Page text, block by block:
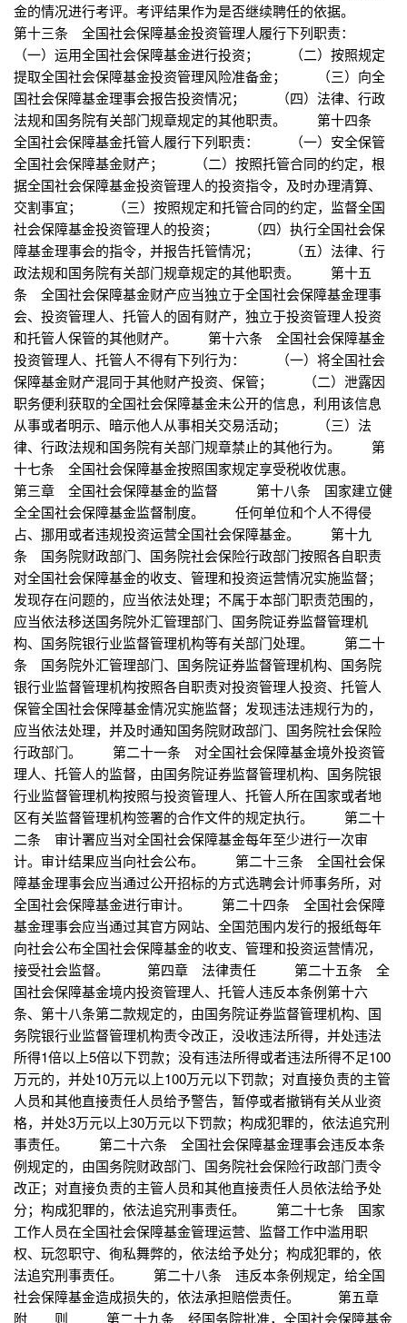
金的情况进行考评。考评结果作为是否继续聘任的依据。
第十三条 全国社会保障基金投资管理人履行下列职责：
（一）运用全国社会保障基金进行投资； （二）按照规定
提取全国社会保障基金投资管理风险准备金； （三）向全
国社会保障基金理事会报告投资情况； （四）法律、行政
法规和国务院有关部门规章规定的其他职责。 第十四条
全国社会保障基金托管人履行下列职责： （一）安全保管
全国社会保障基金财产； （二）按照托管合同的约定，根
据全国社会保障基金投资管理人的投资指令，及时办理清算、
交割事宜； （三）按照规定和托管合同的约定，监督全国
社会保障基金投资管理人的投资； （四）执行全国社会保
障基金理事会的指令，并报告托管情况； （五）法律、行
政法规和国务院有关部门规章规定的其他职责。 第十五
条 全国社会保障基金财产应当独立于全国社会保障基金理事
会、投资管理人、托管人的固有财产，独立于投资管理人投资
和托管人保管的其他财产。 第十六条 全国社会保障基金
投资管理人、托管人不得有下列行为： （一）将全国社会
保障基金财产混同于其他财产投资、保管； （二）泄露因
职务便利获取的全国社会保障基金未公开的信息，利用该信息
从事或者明示、暗示他人从事相关交易活动； （三）法
律、行政法规和国务院有关部门规章禁止的其他行为。 第
十七条 全国社会保障基金按照国家规定享受税收优惠。
第三章 全国社会保障基金的监督 第十八条 国家建立健
全全国社会保障基金监督制度。 任何单位和个人不得侵
占、挪用或者违规投资运营全国社会保障基金。 第十九
条 国务院财政部门、国务院社会保险行政部门按照各自职责
对全国社会保障基金的收支、管理和投资运营情况实施监督；
发现存在问题的，应当依法处理；不属于本部门职责范围的，
应当依法移送国务院外汇管理部门、国务院证券监督管理机
构、国务院银行业监督管理机构等有关部门处理。 第二十
条 国务院外汇管理部门、国务院证券监督管理机构、国务院
银行业监督管理机构按照各自职责对投资管理人投资、托管人
保管全国社会保障基金情况实施监督；发现违法违规行为的，
应当依法处理，并及时通知国务院财政部门、国务院社会保险
行政部门。 第二十一条 对全国社会保障基金境外投资管
理人、托管人的监督，由国务院证券监督管理机构、国务院银
行业监督管理机构按照与投资管理人、托管人所在国家或者地
区有关监督管理机构签署的合作文件的规定执行。 第二十
二条 审计署应当对全国社会保障基金每年至少进行一次审
计。审计结果应当向社会公布。 第二十三条 全国社会保
障基金理事会应当通过公开招标的方式选聘会计师事务所，对
全国社会保障基金进行审计。 第二十四条 全国社会保障
基金理事会应当通过其官方网站、全国范围内发行的报纸每年
向社会公布全国社会保障基金的收支、管理和投资运营情况，
接受社会监督。 第四章 法律责任 第二十五条 全
国社会保障基金境内投资管理人、托管人违反本条例第十六
条、第十八条第二款规定的，由国务院证券监督管理机构、国
务院银行业监督管理机构责令改正，没收违法所得，并处违法
所得1倍以上5倍以下罚款；没有违法所得或者违法所得不足100
万元的，并处10万元以上100万元以下罚款；对直接负责的主管
人员和其他直接责任人员给予警告，暂停或者撤销有关从业资
格，并处3万元以上30万元以下罚款；构成犯罪的，依法追究刑
事责任。 第二十六条 全国社会保障基金理事会违反本条
例规定的，由国务院财政部门、国务院社会保险行政部门责令
改正；对直接负责的主管人员和其他直接责任人员依法给予处
分；构成犯罪的，依法追究刑事责任。 第二十七条 国家
工作人员在全国社会保障基金管理运营、监督工作中滥用职
权、玩忽职守、徇私舞弊的，依法给予处分；构成犯罪的，依
法追究刑事责任。 第二十八条 违反本条例规定，给全国
社会保障基金造成损失的，依法承担赔偿责任。 第五章
附 则 第二十九条 经国务院批准，全国社会保障基金